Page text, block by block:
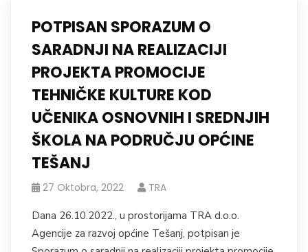
POTPISAN SPORAZUM O
SARADNJI NA REALIZACIJI
PROJEKTA PROMOCIJE
TEHNIČKE KULTURE KOD
UČENIKA OSNOVNIH I SREDNJIH
ŠKOLA NA PODRUČJU OPĆINE
TEŠANJ
27 Oktobra, 2022 TRA
Dana 26.10.2022., u prostorijama TRA d.o.o.
Agencije za razvoj općine Tešanj, potpisan je